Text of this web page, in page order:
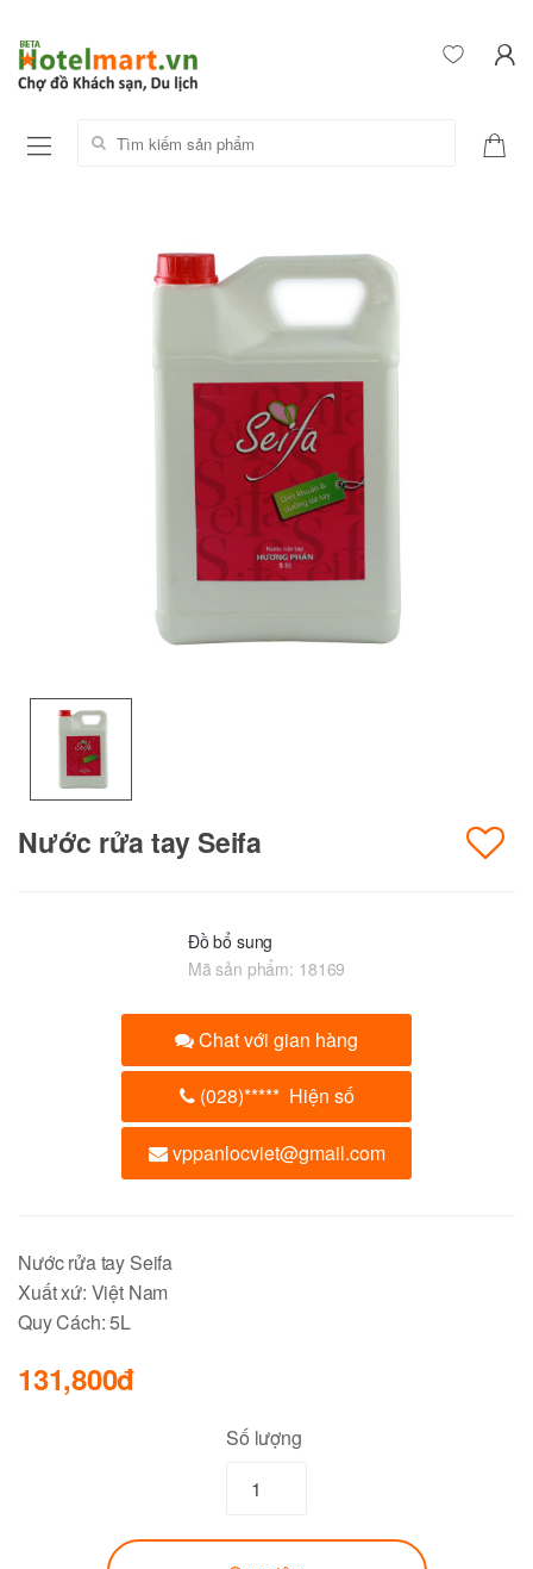
Tìm kiếm sản phẩm:
Nước rửa tay Seifa
Đồ bổ sung
Mã sản phẩm: 18169
Chat với gian hàng
(028)***** Hiện số
vppanlocviet@gmail.com
Nước rửa tay Seifa
Xuất xứ: Việt Nam
Quy Cách: 5L
131,800đ
Số lượng